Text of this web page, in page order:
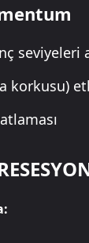
seviyeleri
korkusu)